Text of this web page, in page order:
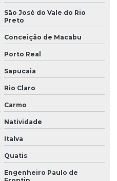
São José do Vale do Rio
Preto
Conceição de Macabu
Porto Real
Sapucaia
Rio Claro
Carmo
Natividade
Italva
Quatis
Engenheiro Paulo de